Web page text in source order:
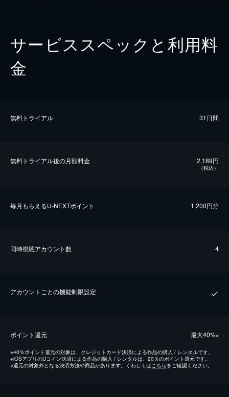
サービススペックと利用料
金
無料トライアル 31日間
無料トライアル後の⽉額料金 2,189円
（税込）
毎⽉もらえるU-NEXTポイント 1,200円分
同時視聴アカウント数 4
アカウントごとの機能制限設定
ポイント還元 最⼤40%※
※40％ポイント還元の対象は、クレジットカード決済による作品の購入 / レンタルです。
※iOSアプリのUコイン決済による作品の購入 / レンタルは、20％のポイント還元です。
※還元の対象外となる決済方法や商品があります。くわしくは こちらをご確認ください。